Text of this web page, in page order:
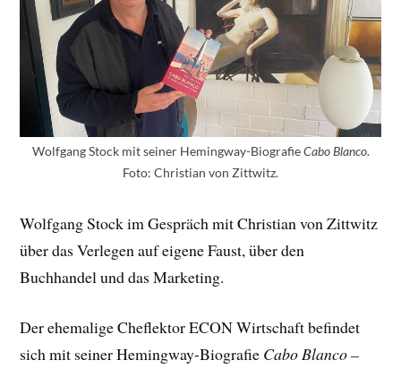
Wolfgang Stock mit seiner Hemingway-BiografieCabo Blanco.
Foto: Christian von Zittwitz.
Wolfgang Stock im Gespräch mit Christian von Zittwitz
über das Verlegen auf eigene Faust, über den
Buchhandel und das Marketing.
Der ehemalige Cheflektor ECON Wirtschaft befindet
sich mit seiner Hemingway-Biografie Cabo Blanco –